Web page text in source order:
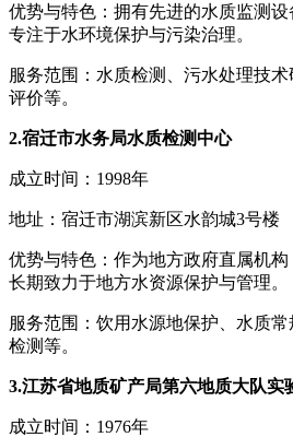
优势与特色：拥有先进的水质监测设
专注于水环境保护与污染治理。
服务范围：水质检测、污水处理技
评价等。
2.宿迁市水务局水质检测中心
成立时间：1998年
地址：宿迁市湖滨新区水韵城3号楼
优势与特色：作为地方政府直属机构
长期致力于地方水资源保护与管理。
服务范围：饮用水源地保护、水质
检测等。
3.江苏省地质矿产局第六地质大队实
成立时间：1976年